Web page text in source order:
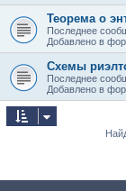
Теорема о
Последнее
Добавлено в
Схемы
Последнее
Добавлено в